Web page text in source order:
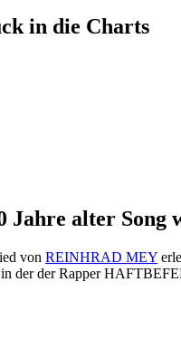
in die Charts
alter Song
von REINHRAD MEY
der der Rapper